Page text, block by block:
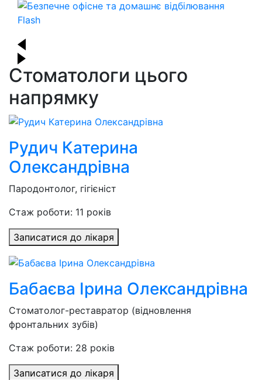
Стоматологи цього
напрямку
Рудич Катерина
Олександрівна
Пародонтолог, гігієніст
Стаж роботи: 11 років
Записатися до лікаря
Бабаєва Ірина Олександрівна
Стоматолог-реставратор (відновлення
фронтальних зубів)
Стаж роботи: 28 років
Записатися до лікаря